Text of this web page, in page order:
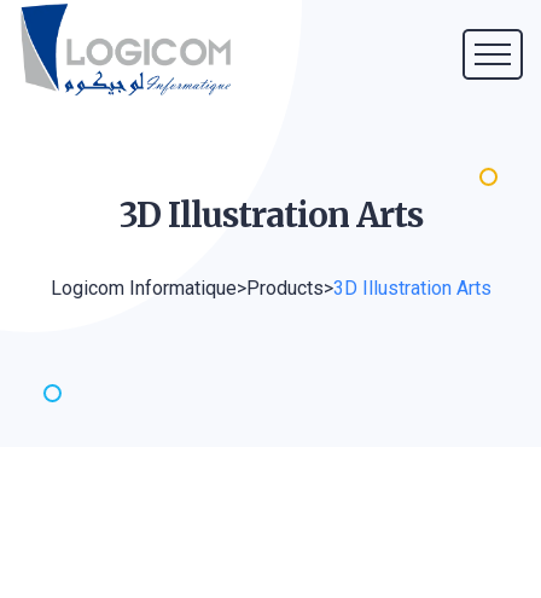
3D IllustrationArts
Logicom Informatique>Products>3D Illustration Arts